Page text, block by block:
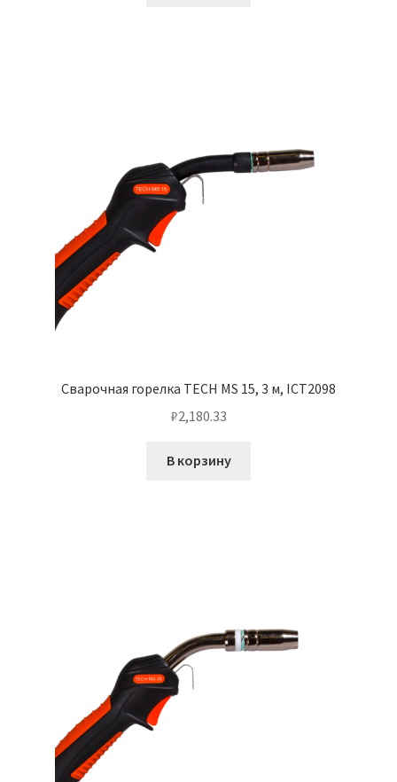
Сварочная горелка TECH MS 15, 3 м, ICT2098
₽2,180.33
В корзину